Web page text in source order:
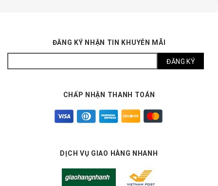
ĐĂNG KÝ NHẬN TIN KHUYỄN MÃI
CHẤP NHẬN THANH TOÁN
DỊCH VỤ GIAO HÀNG NHANH